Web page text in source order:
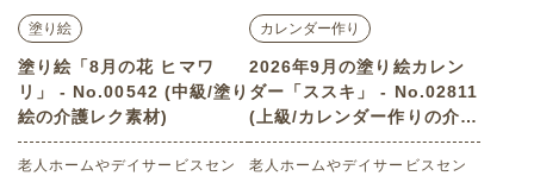
塗り絵
塗り絵「8月の花 ヒマワ
リ」 - No.00542 (中級/塗り
絵の介護レク素材)
老人ホームやデイサービスセン
カレンダー作り
2026年9月の塗り絵カレン
ダー「ススキ」 - No.02811
(上級/カレンダー作りの介護
レク素材)
老人ホームやデイサービスセン